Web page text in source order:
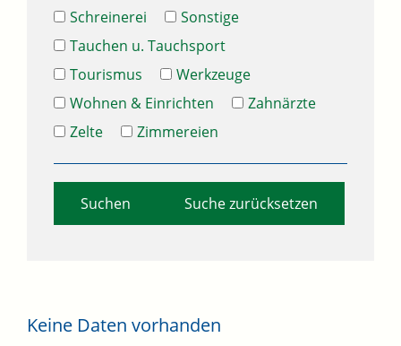
Schreinerei
Sonstige
Tauchen u. Tauchsport
Tourismus
Werkzeuge
Wohnen & Einrichten
Zahnärzte
Zelte
Zimmereien
Suche zurücksetzen
Keine Daten vorhanden